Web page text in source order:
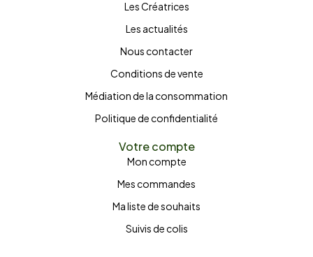
Les Créatrices
Les actualités
Nous contacter
Conditions de vente
Médiation de la consommation
Politique de confidentialité
Votre compte
Mon compte
Mes commandes
Ma liste de souhaits
Suivis de colis